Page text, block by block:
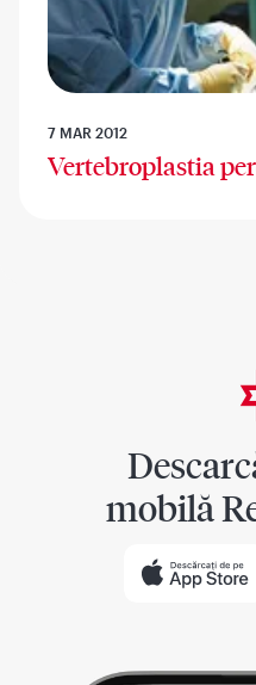
7 MAR 2012
Vertebroplastia
mobilă